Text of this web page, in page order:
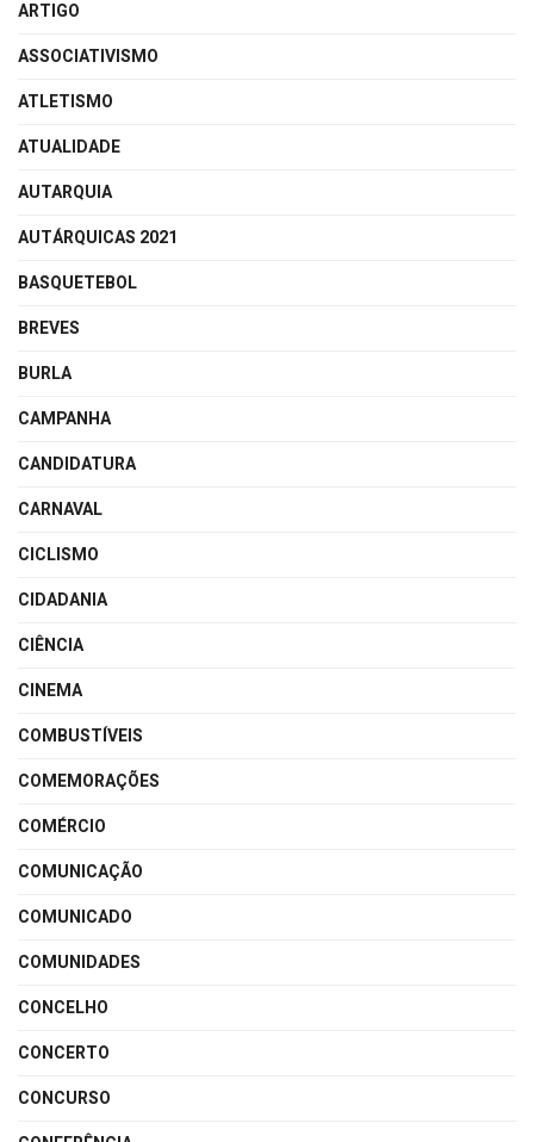
ARTIGO
ASSOCIATIVISMO
ATLETISMO
ATUALIDADE
AUTARQUIA
AUTÁRQUICAS 2021
BASQUETEBOL
BREVES
BURLA
CAMPANHA
CANDIDATURA
CARNAVAL
CICLISMO
CIDADANIA
CIÊNCIA
CINEMA
COMBUSTÍVEIS
COMEMORAÇÕES
COMÉRCIO
COMUNICAÇÃO
COMUNICADO
COMUNIDADES
CONCELHO
CONCERTO
CONCURSO